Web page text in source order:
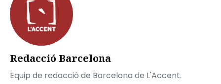
Redacció Barcelona
Equip de redacció de Barcelona de L'Accent.